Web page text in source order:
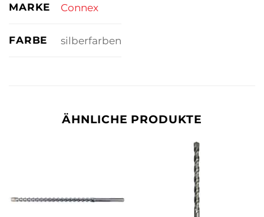
MARKE Connex
FARBE silberfarben
ÄHNLICHE PRODUKTE